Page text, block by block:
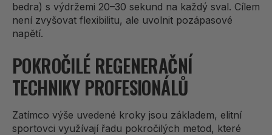
bedra) s výdržemi 20–30 sekund na každý sval. Cílem
není zvyšovat flexibilitu, ale uvolnit pozápasové
napětí.
POKROČILÉ REGENERAČNÍ
TECHNIKY PROFESIONÁLŮ
Zatímco výše uvedené kroky jsou základem, elitní
sportovci využívají řadu pokročilých metod, které